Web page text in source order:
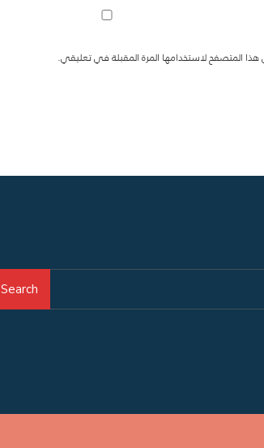
المتصفح لاستخدامها المرة المقبلة في تعليقي.
Search